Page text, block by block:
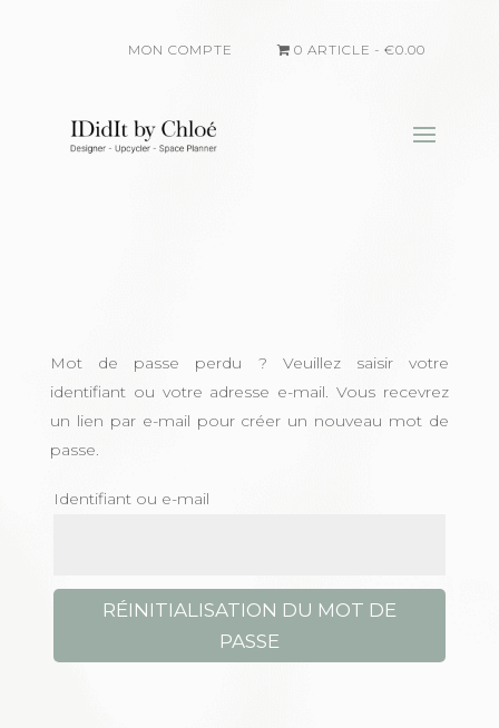
MON COMPTE 0 ARTICLE €0.00
Mot de passe perdu ? Veuillez saisir votre
identifiant ou votre adresse e-mail. Vous recevrez
un lien par e-mail pour créer un nouveau mot de
passe.
Identifiant ou e-mail
RÉINITIALISATION DU MOT DE
PASSE